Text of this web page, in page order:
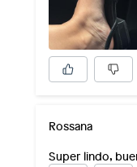
Rossana
Super lindo,